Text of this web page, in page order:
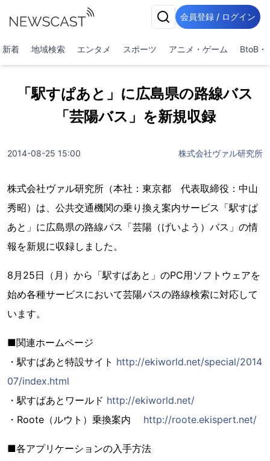
会員登録 / ログイン
新着 地域検索 エンタメ スポーツ アニメ・ゲーム BtoB・
「駅すぱあと」に広島県の路線バス
「芸陽バス」を新規収録
2014-08-25 15:00 株式会社ヴァル研究所
株式会社ヴァル研究所（本社：東京都 代表取締役：中山
秀昭）は、公共交通機関の乗り換え案内サービス「駅すぱ
あと」に広島県の路線バス「芸陽（げいよう）バス」の情
報を新規に収録しました。
8月25日（月）から「駅すぱあと」のPC用ソフトウェアを
始め各種サービスにおいて芸陽バスの路線検索に対応して
います。
■関連ホームページ
・駅すぱあと特設サイト http://ekiworld.net/special/2014
07/index.html
・駅すぱあとワールド http://ekiworld.net/
・Roote（ルウト）乗換案内 http://roote.ekispert.net/
■各アプリケーションの入手方法